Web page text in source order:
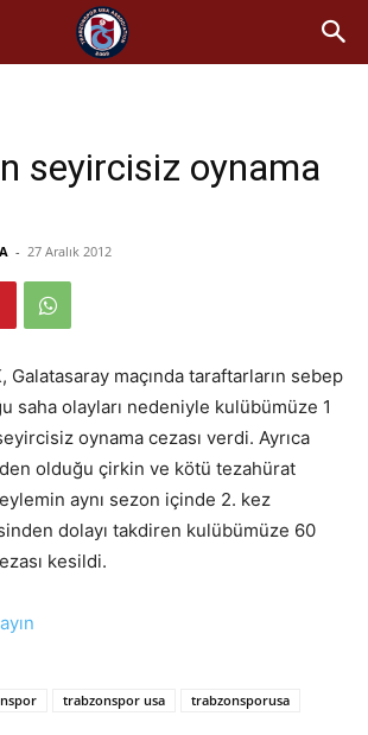
seyircisiz oynama
- 27 Aralık 2012
Galatasaray maçında taraftarların sebep
saha olayları nedeniyle kulübümüze 1
oynama cezası verdi. Ayrıca
olduğu çirkin ve kötü tezahürat
aynı sezon içinde 2. kez
dolayı takdiren kulübümüze 60
kesildi.
trabzonspor usa trabzonsporusa